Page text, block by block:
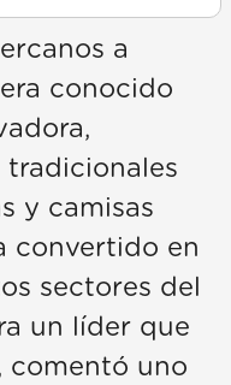
a
conocido
y camisas
convertido en
sectores del
un líder que
comentó uno